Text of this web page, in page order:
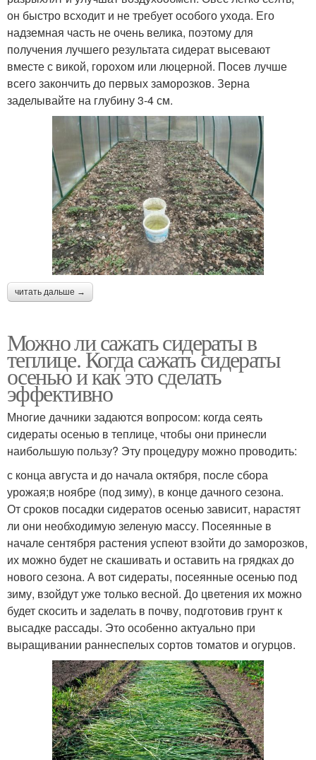
он быстро всходит и не требует особого ухода. Его
надземная часть не очень велика, поэтому для
получения лучшего результата сидерат высевают
вместе с викой, горохом или люцерной. Посев лучше
всего закончить до первых заморозков. Зерна
заделывайте на глубину 3-4 см.
читать дальше →
Можно ли сажать сидераты в
теплице. Когда сажать сидераты
осенью и как это сделать
эффективно
Многие дачники задаются вопросом: когда сеять
сидераты осенью в теплице, чтобы они принесли
наибольшую пользу? Эту процедуру можно проводить:
с конца августа и до начала октября, после сбора
урожая;в ноябре (под зиму), в конце дачного сезона.
От сроков посадки сидератов осенью зависит, нарастят
ли они необходимую зеленую массу. Посеянные в
начале сентября растения успеют взойти до заморозков,
их можно будет не скашивать и оставить на грядках до
нового сезона. А вот сидераты, посеянные осенью под
зиму, взойдут уже только весной. До цветения их можно
будет скосить и заделать в почву, подготовив грунт к
высадке рассады. Это особенно актуально при
выращивании раннеспелых сортов томатов и огурцов.